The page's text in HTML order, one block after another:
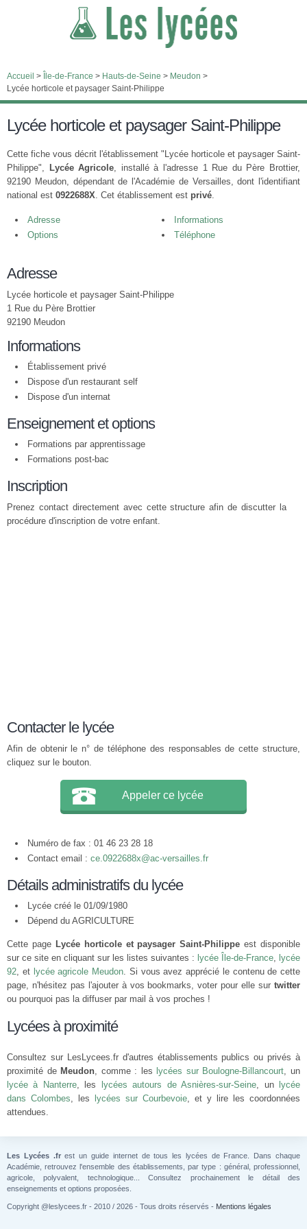
Accueil > Île-de-France > Hauts-de-Seine > Meudon >
Lycée horticole et paysager Saint-Philippe
Lycée horticole et paysager Saint-Philippe
Cette fiche vous décrit l'établissement "Lycée horticole et paysager Saint-
Philippe",
Lycée Agricole, installé à l'adresse 1 Rue du Père Brottier,
92190 Meudon, dépendant de l'Académie de Versailles, dont l'identifiant
national est 0922688X. Cet établissement est privé.
Adresse
Informations
Options
Téléphone
Adresse
Lycée horticole et paysager Saint-Philippe
1 Rue du Père Brottier
92190 Meudon
Informations
Établissement privé
Dispose d'un restaurant self
Dispose d'un internat
Enseignement et options
Formations par apprentissage
Formations post-bac
Inscription
Prenez contact directement avec cette structure afin de discutter la
procédure d'inscription de votre enfant.
Contacter le lycée
Afin de obtenir le n° de téléphone des responsables de cette structure,
cliquez sur le bouton.
Appeler ce lycée
Numéro de fax : 01 46 23 28 18
Contact email : ce.0922688x@ac-versailles.fr
Détails administratifs du lycée
Lycée créé le 01/09/1980
Dépend du AGRICULTURE
Cette page Lycée horticole et paysager Saint-Philippe est disponible
sur ce site en cliquant sur les listes suivantes : lycée Île-de-France, lycée
92, et lycée agricole Meudon. Si vous avez apprécié le contenu de cette
page, n'hésitez pas l'ajouter à vos bookmarks, voter pour elle sur twitter
ou pourquoi pas la diffuser par mail à vos proches !
Lycées à proximité
Consultez sur LesLycees.fr d'autres établissements publics ou privés à
proximité de Meudon, comme : les lycées sur Boulogne-Billancourt, un
lycée à Nanterre, les lycées autours de Asnières-sur-Seine, un
lycée
dans Colombes, les lycées sur Courbevoie, et y lire les coordonnées
attendues.
Les Lycées .frest un guide internet de tous les lycées de France. Dans chaque
Académie, retrouvez l'ensemble des établissements, par type : général, professionnel,
agricole, polyvalent, technologique... Consultez prochainement le détail des
enseignements et options proposées.
Copyright @leslycees.fr - 2010 / 2026 - Tous droits réservés - Mentions légales